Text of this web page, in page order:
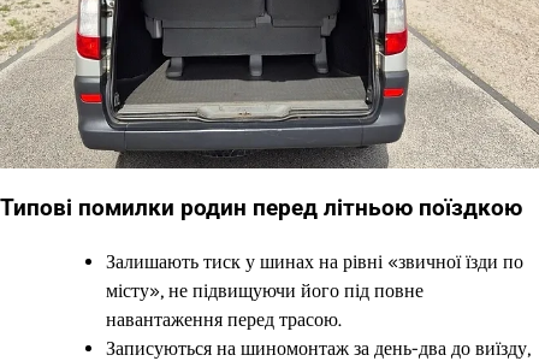
Типові помилки родин перед літньою поїздкою
Залишають тиск у шинах на рівні «звичної їзди по
місту», не підвищуючи його під повне
навантаження перед трасою.
Записуються на шиномонтаж за день-два до виїзду,